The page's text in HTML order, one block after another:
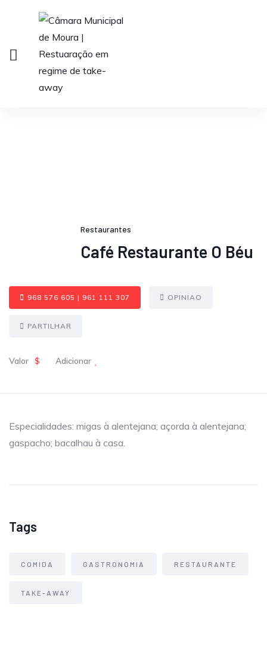
Restaurantes
Café Restaurante O Béu
968 576 605 | 961 111 307 OPINIAO
PARTILHAR
Valor $ Adicionar
Especialidades: migas à alentejana; açorda à alentejana;
gaspacho; bacalhau à casa.
Tags
COMIDA GASTRONOMIA RESTAURANTE
TAKE-AWAY